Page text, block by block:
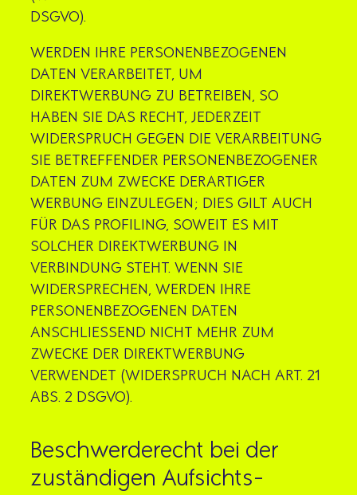
DSGVO).
WERDEN IHRE PERSONENBEZOGENEN
DATEN VERARBEITET, UM
DIREKTWERBUNG ZU BETREIBEN, SO
HABEN SIE DAS RECHT, JEDERZEIT
WIDERSPRUCH GEGEN DIE VERARBEITUNG
SIE BETREFFENDER PERSONENBEZOGENER
DATEN ZUM ZWECKE DERARTIGER
WERBUNG EINZULEGEN; DIES GILT AUCH
FÜR DAS PROFILING, SOWEIT ES MIT
SOLCHER DIREKTWERBUNG IN
VERBINDUNG STEHT. WENN SIE
WIDERSPRECHEN, WERDEN IHRE
PERSONENBEZOGENEN DATEN
ANSCHLIESSEND NICHT MEHR ZUM
ZWECKE DER DIREKTWERBUNG
VERWENDET (WIDERSPRUCH NACH ART. 21
ABS. 2 DSGVO).
Beschwerde­recht bei der
zuständigen Aufsichts­